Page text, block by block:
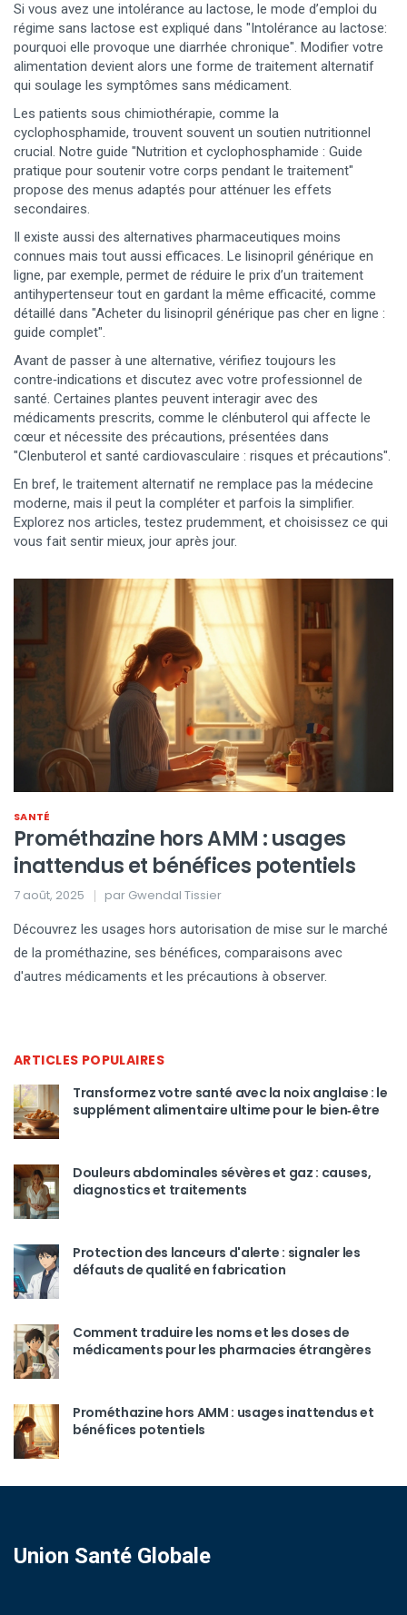
Si vous avez une intolérance au lactose, le mode d’emploi du
régime sans lactose est expliqué dans "Intolérance au lactose:
pourquoi elle provoque une diarrhée chronique". Modifier votre
alimentation devient alors une forme de traitement alternatif
qui soulage les symptômes sans médicament.
Les patients sous chimiothérapie, comme la
cyclophosphamide, trouvent souvent un soutien nutritionnel
crucial. Notre guide "Nutrition et cyclophosphamide : Guide
pratique pour soutenir votre corps pendant le traitement"
propose des menus adaptés pour atténuer les effets
secondaires.
Il existe aussi des alternatives pharmaceutiques moins
connues mais tout aussi efficaces. Le lisinopril générique en
ligne, par exemple, permet de réduire le prix d’un traitement
antihypertenseur tout en gardant la même efficacité, comme
détaillé dans "Acheter du lisinopril générique pas cher en ligne :
guide complet".
Avant de passer à une alternative, vérifiez toujours les
contre‑indications et discutez avec votre professionnel de
santé. Certaines plantes peuvent interagir avec des
médicaments prescrits, comme le clénbuterol qui affecte le
cœur et nécessite des précautions, présentées dans
"Clenbuterol et santé cardiovasculaire : risques et précautions".
En bref, le traitement alternatif ne remplace pas la médecine
moderne, mais il peut la compléter et parfois la simplifier.
Explorez nos articles, testez prudemment, et choisissez ce qui
vous fait sentir mieux, jour après jour.
SANTÉ
Prométhazine hors AMM : usages
inattendus et bénéfices potentiels
7 août, 2025 par Gwendal Tissier
Découvrez les usages hors autorisation de mise sur le marché
de la prométhazine, ses bénéfices, comparaisons avec
d'autres médicaments et les précautions à observer.
ARTICLES POPULAIRES
Transformez votre santé avec la noix anglaise : le
supplément alimentaire ultime pour le bien‑être
Douleurs abdominales sévères et gaz : causes,
diagnostics et traitements
Protection des lanceurs d'alerte : signaler les
défauts de qualité en fabrication
Comment traduire les noms et les doses de
médicaments pour les pharmacies étrangères
Prométhazine hors AMM : usages inattendus et
bénéfices potentiels
Union Santé Globale